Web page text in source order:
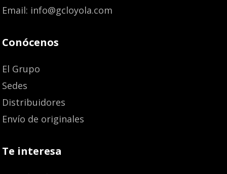
Email: info@gcloyola.com
Conócenos
El Grupo
Sedes
Distribuidores
Envío de originales
Te interesa